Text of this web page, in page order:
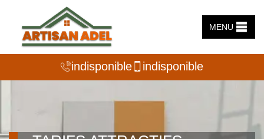
MENU
indisponible indisponible